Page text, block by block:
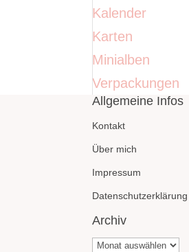
Kalender
Karten
Minialben
Verpackungen
Allgemeine Infos
Kontakt
Über mich
Impressum
Datenschutzerklärung
Archiv
Archiv